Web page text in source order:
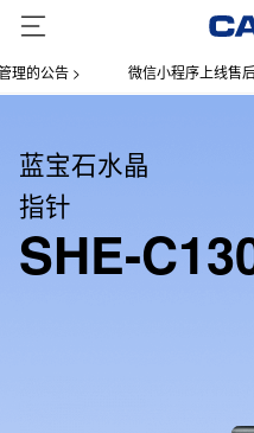
公告 > 微信小程序上线售后服
蓝宝石水晶
指针
SHE-